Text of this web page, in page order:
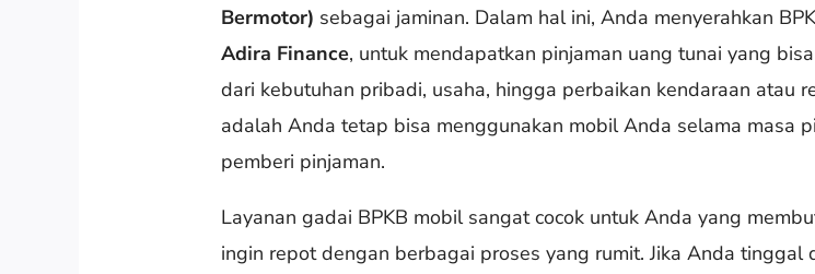
Bermotor) sebagai jaminan. Dalam hal ini, Anda menyerahkan
Adira Finance, untuk mendapatkan pinjaman uang tunai yang
dari kebutuhan pribadi, usaha, hingga perbaikan kendaraan atau
adalah Anda tetap bisa menggunakan mobil Anda selama masa
pemberi pinjaman.
Layanan gadai BPKB mobil sangat cocok untuk Anda yang
ingin repot dengan berbagai proses yang rumit. Jika Anda